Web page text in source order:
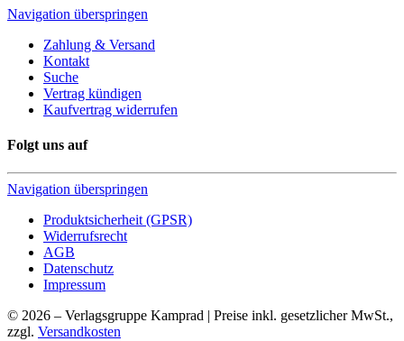
Navigation überspringen
Zahlung & Versand
Kontakt
Suche
Vertrag kündigen
Kaufvertrag widerrufen
Folgt uns auf
Navigation überspringen
Produktsicherheit (GPSR)
Widerrufsrecht
AGB
Datenschutz
Impressum
© 2026 – Verlagsgruppe Kamprad | Preise inkl. gesetzlicher MwSt.,
zzgl. Versandkosten